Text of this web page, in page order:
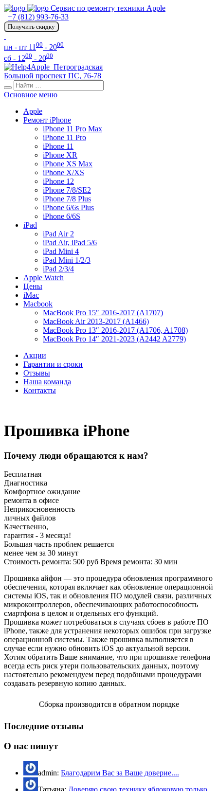
Сервис по ремонту техники Apple
+7 (812) 993-76-33
Получить скидку
пн - пт 11 00 - 2000
сб - 1200 - 2000
Петроградская
Большой проспект ПС, 76-78
Основное меню
Apple
Ремонт iPhone
iPhone 11 Pro Max
iPhone 11 Pro
iPhone 11
iPhone XR
iPhone XS Max
iPhone X/XS
iPhone 12
iPhone 7/8/SE2
iPhone 7/8 Plus
iPhone 6/6s Plus
iPhone 6/6S
iPad
iPad Air 2
iPad Air, iPad 5/6
iPad Mini 4
iPad Mini 1/2/3
iPad 2/3/4
Apple Watch
Цены
iMac
Macbook
MacBook Pro 15″ 2016-2017 (A1707)
MacBook Air 2013-2017 (A1466)
MacBook Pro 13″ 2016-2017 (A1706, A1708)
MacBook Pro 14″ 2021-2023 (A2442 A2779)
Акции
Гарантии и сроки
Отзывы
Наша команда
Контакты
Прошивка iPhone
Почему люди обращаются к нам?
Бесплатная
Диагностика
Комфортное ожидание
ремонта в офисе
Неприкосновенность
личных файлов
Качественно,
гарантия - 3 месяца!
Большая часть проблем решается
менее чем за 30 минут
Стоимость ремонта: 500 руб Время ремонта: 30 мин
Прошивка айфон — это процедура обновления программного
обеспечения, которая включает как обновление операционной
системы iOS, так и обновления ПО модулей связи, различных
микроконтроллеров, обеспечивающих работоспособность
смартфона в целом и отдельных его функций.
Прошивка может потребоваться в случаях сбоев в работе ПО
iPhone, также для устранения некоторых ошибок при загрузке
операционной системы. Также прошивка выполняется в
случае если нужно обновить iOS до актуальной версии.
Хотим обратить Ваше внимание, что при прошивке телефона
всегда есть риск утери пользовательских данных, поэтому
настоятельно рекомендуем перед подобными процедурами
создавать резервную копию данных.
Сборка производится в обратном порядке
Последние отзывы
О нас пишут
admin: Благодарим Вас за Ваше доверие....
Татьяна: Доверяю свою технику яблоковую только